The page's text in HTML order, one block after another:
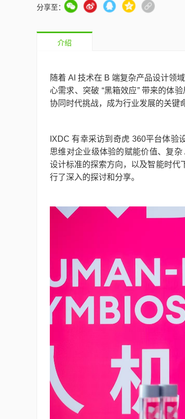
分享至：
介绍
随着 AI 技术在 B 端复杂产品设计领
心需求、突破 “黑箱效应” 带来的体
协同时代挑战，成为行业发展的关键
IXDC 有幸采访到奇虎 360平台体验
思维对企业级体验的赋能价值、复
设计标准的探索方向，以及智能时代
行了深入的探讨和分享。